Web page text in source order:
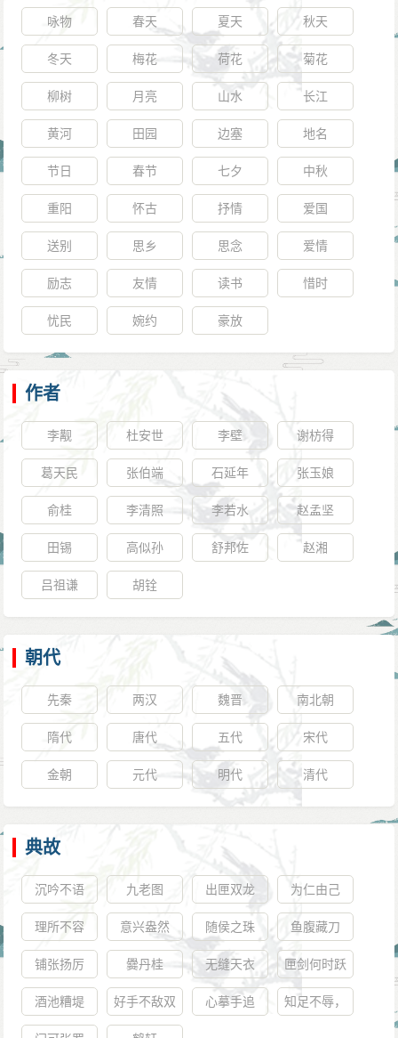
咏物 春天 夏天 秋天
冬天 梅花 荷花 菊花
柳树 月亮 山水 长江
黄河 田园 边塞 地名
节日 春节 七夕 中秋
重阳 怀古 抒情 爱国
送别 思乡 思念 爱情
励志 友情 读书 惜时
忧民 婉约 豪放
作者
李觏 杜安世 李壁 谢枋得
葛天民 张伯端 石延年 张玉娘
俞桂 李清照 李若水 赵孟坚
田锡 高似孙 舒邦佐 赵湘
吕祖谦 胡铨
朝代
先秦 两汉 魏晋 南北朝
隋代 唐代 五代 宋代
金朝 元代 明代 清代
典故
沉吟不语 九老图 出匣双龙 为仁由己
理所不容 意兴盎然 随侯之珠 鱼腹藏刀
铺张扬厉 爨丹桂 无缝天衣 匣剑何时跃
酒池糟堤
好手不敌双
拳
心摹手追
知足不辱，